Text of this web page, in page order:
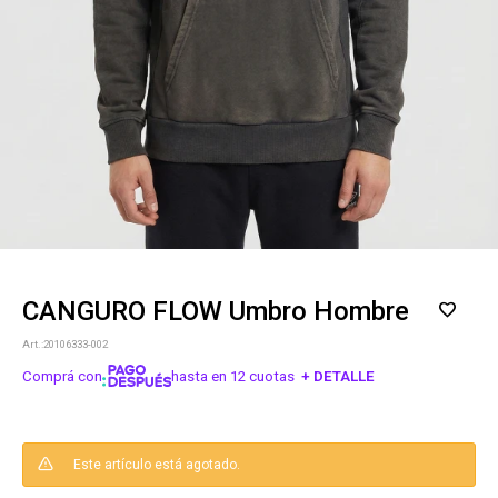
CANGURO FLOW Umbro Hombre
20106333-002
Comprá con hasta en 12 cuotas + DETALLE
Este artículo está agotado.